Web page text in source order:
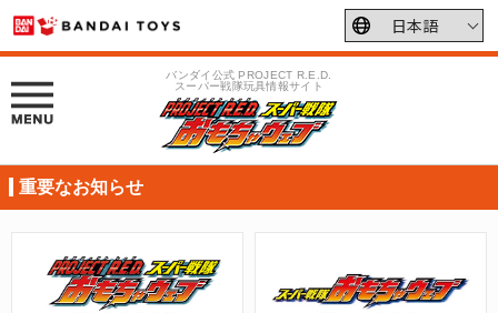
バンダイ公式 PROJECT R.E.D.
スーパー戦隊玩具情報サイト
重要なお知らせ